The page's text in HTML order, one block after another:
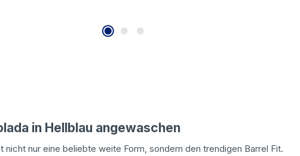
in Hellblau angewaschen
nicht nur eine beliebte weite Form, sondern den trendigen Barrel Fit.